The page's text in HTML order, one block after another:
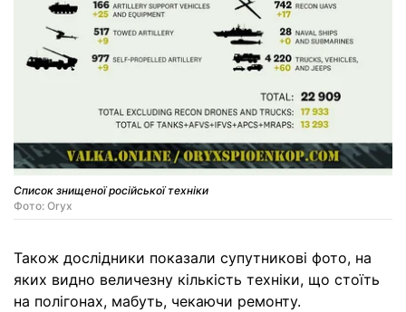
Список знищеної російської техніки
Фото: Oryx
Також дослідники показали супутникові фото, на
яких видно величезну кількість техніки, що стоїть
на полігонах, мабуть, чекаючи ремонту.